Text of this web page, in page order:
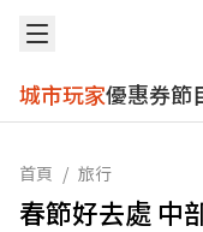
城市玩家優惠券節
首頁 / 旅行
春節好去處 中